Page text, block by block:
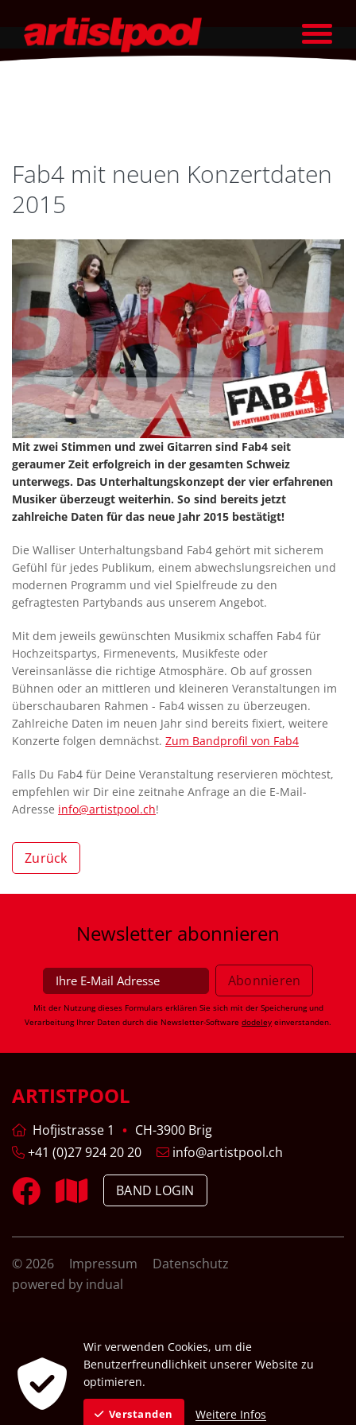
Fab4 mit neuen Konzertdaten
2015
Mit zwei Stimmen und zwei Gitarren sind Fab4 seit
geraumer Zeit erfolgreich in der gesamten Schweiz
unterwegs. Das Unterhaltungskonzept der vier erfahrenen
Musiker überzeugt weiterhin. So sind bereits jetzt
zahlreiche Daten für das neue Jahr 2015 bestätigt!
Die Walliser Unterhaltungsband Fab4 gehört mit sicherem
Gefühl für jedes Publikum, einem abwechslungsreichen und
modernen Programm und viel Spielfreude zu den
gefragtesten Partybands aus unserem Angebot.
Mit dem jeweils gewünschten Musikmix schaffen Fab4 für
Hochzeitspartys, Firmenevents, Musikfeste oder
Vereinsanlässe die richtige Atmosphäre. Ob auf grossen
Bühnen oder an mittleren und kleineren Veranstaltungen im
überschaubaren Rahmen - Fab4 wissen zu überzeugen.
Zahlreiche Daten im neuen Jahr sind bereits fixiert, weitere
Konzerte folgen demnächst. Zum Bandprofil von Fab4
Falls Du Fab4 für Deine Veranstaltung reservieren möchtest,
empfehlen wir Dir eine zeitnahe Anfrage an die E-Mail-
Adresse info@artistpool.ch!
Zurück
Newsletter abonnieren
Mit der Nutzung dieses Formulars erklären Sie sich mit der Speicherung und
Verarbeitung Ihrer Daten durch die Newsletter-Software dodeley einverstanden.
ARTISTPOOL
Hofjistrasse 1
CH-3900 Brig
+41 (0)27 924 20 20
info@artistpool.ch
BAND LOGIN
© 2026 Impressum
Datenschutz
powered by indual
Wir verwenden Cookies, um die
Benutzerfreundlichkeit unserer Website zu
optimieren.
Verstanden Weitere Infos